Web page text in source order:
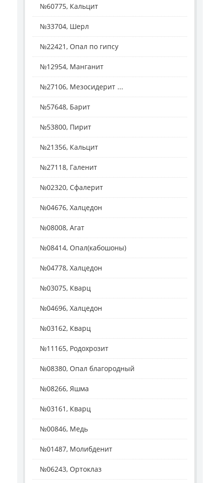
№60775, Кальцит
№33704, Шерл
№22421, Опал по гипсу
№12954, Манганит
№27106, Мезосидерит ...
№57648, Барит
№53800, Пирит
№21356, Кальцит
№27118, Галенит
№02320, Сфалерит
№04676, Халцедон
№08008, Агат
№08414, Опал(кабошоны)
№04778, Халцедон
№03075, Кварц
№04696, Халцедон
№03162, Кварц
№11165, Родохрозит
№08380, Опал благородный
№08266, Яшма
№03161, Кварц
№00846, Медь
№01487, Молибденит
№06243, Ортоклаз